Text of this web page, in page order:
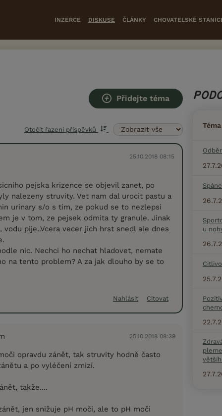
INZERCE DISKUSE ČLÁNKY CHOVATELSKÉ
Přidejte téma
Otočit řazení příspěvků
25.10.2018 08:15
pejska krizence se objevil zanet, po
nalezeny struvity. Vet nam dal urocit pastu a
urinary s/o s tim, ze pokud se to nezlepsi
je v tom, ze pejsek odmita ty granule. Jinak
vodu pije..Vcera vecer jich hrst snedl ale dnes
nic. Nechci ho nechat hladovet, nemate
na tento problem? A za jak dlouho by se to
Nahlásit Citovat
25.10.2018 08:39
opravdu zánět, tak struvity hodně často
a po vyléčení zmizí.
takže....
jen snižuje pH moči, ale to pH moči
Téma
u